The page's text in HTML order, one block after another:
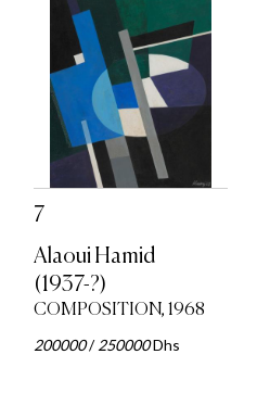
7
Alaoui Hamid
(1937-?)
COMPOSITION, 1968
200000/250000Dhs